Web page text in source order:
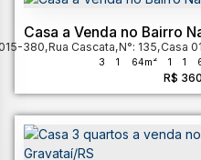
Casa a Venda no Bairro
R$
380,Rua Cascata,N°: 135,Casa
3 1 64m² 1 1